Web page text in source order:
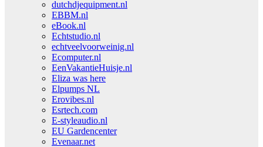
dutchdjequipment.nl
EBBM.nl
eBook.nl
Echtstudio.nl
echtveelvoorweinig.nl
Ecomputer.nl
EenVakantieHuisje.nl
Eliza was here
Elpumps NL
Erovibes.nl
Esrtech.com
E-styleaudio.nl
EU Gardencenter
Evenaar.net